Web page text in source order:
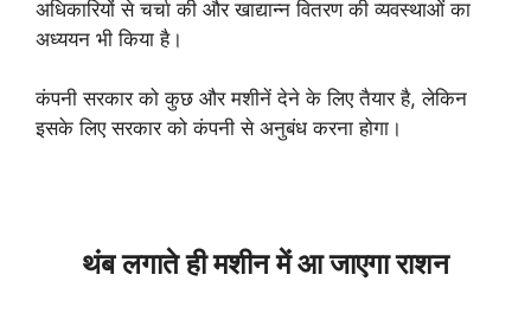
अधिकारियों से चर्चा की और खाद्यान्न वितरण की व्यवस्थाओं का
अध्ययन भी किया है।
कंपनी सरकार को कुछ और मशीनें देने के लिए तैयार है, लेकिन
इसके लिए सरकार को कंपनी से अनुबंध करना होगा।
थंब लगाते ही मशीन में आ जाएगा राशन